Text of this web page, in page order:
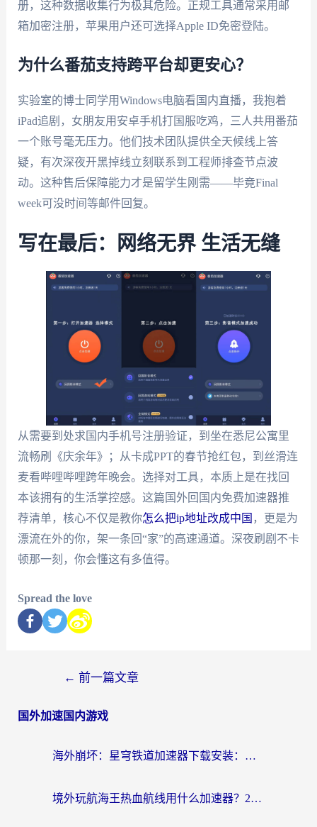
册，这种数据收集行为极其危险。正规工具通常采用邮
箱加密注册，苹果用户还可选择Apple ID免密登陆。
为什么番茄支持跨平台却更安心？
实验室的博士同学用Windows电脑看国内直播，我抱着
iPad追剧，女朋友用安卓手机打国服吃鸡，三人共用番茄
一个账号毫无压力。他们技术团队提供全天候线上答
疑，有次深夜开黑掉线立刻联系到工程师排查节点波
动。这种售后保障能力才是留学生刚需——毕竟Final
week可没时间等邮件回复。
写在最后：网络无界 生活无缝
从需要到处求国内手机号注册验证，到坐在悉尼公寓里
流畅刷《庆余年》；从卡成PPT的春节抢红包，到丝滑连
麦看哔哩哔哩跨年晚会。选择对工具，本质上是在找回
本该拥有的生活掌控感。这篇国外回国内免费加速器推
荐清单，核心不仅是教你怎么把ip地址改成中国 ，更是为
漂流在外的你，架一条回“家”的高速通道。深夜刷剧不卡
顿那一刻，你会懂这有多值得。
Spread the love
← 前一篇文章
国外加速国内游戏
海外崩坏：星穹铁道加速器下载安装：一份给游子的终极网络指南
境外玩航海王热血航线用什么加速器？2026海外玩家实测最优方案（附欧洲问道堡垒前线加速技巧）